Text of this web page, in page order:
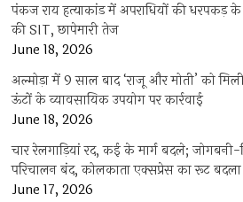
पंकज राय हत्याकांड में अपराधियों की धरपकड़
की SIT, छापेमारी तेज
June 18, 2026
अल्मोड़ा में 9 साल बाद ‘राजू और मोती’ को
ऊंटों के व्यावसायिक उपयोग पर कार्रवाई
June 18, 2026
चार रेलगाड़ियां रद, कई के मार्ग बदले;
परिचालन बंद, कोलकाता एक्सप्रेस का रूट बदला
June 17, 2026